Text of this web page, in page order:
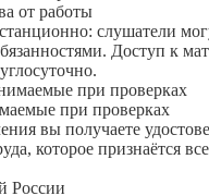
от работы
слушатели
Доступ к
при проверках
вы получаете
которое признаётся